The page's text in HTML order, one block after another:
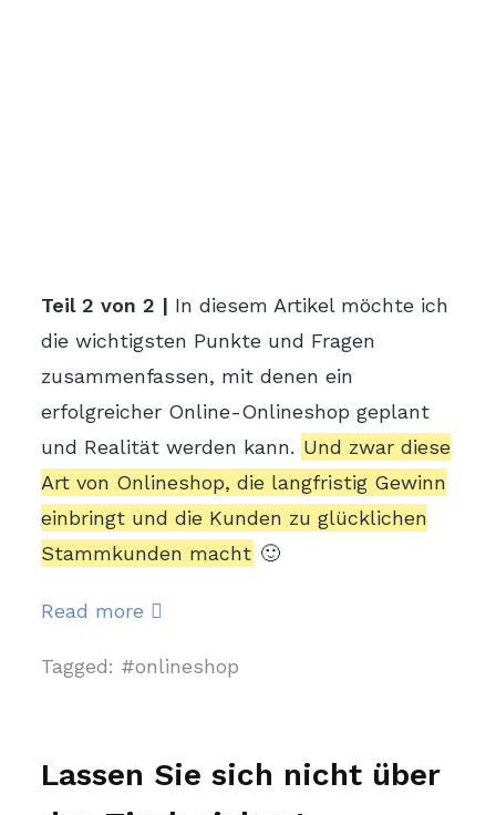
Teil 2 von 2 | In diesem Artikel möchte ich
die wichtigsten Punkte und Fragen
zusammenfassen, mit denen ein
erfolgreicher Online-Onlineshop geplant
und Realität werden kann. Und zwar diese
Art von Onlineshop, die langfristig Gewinn
einbringt und die Kunden zu glücklichen
Stammkunden macht 🙂
Read more Wie
schnell
Tagged: onlineshop
Lassen Sie sich nicht über